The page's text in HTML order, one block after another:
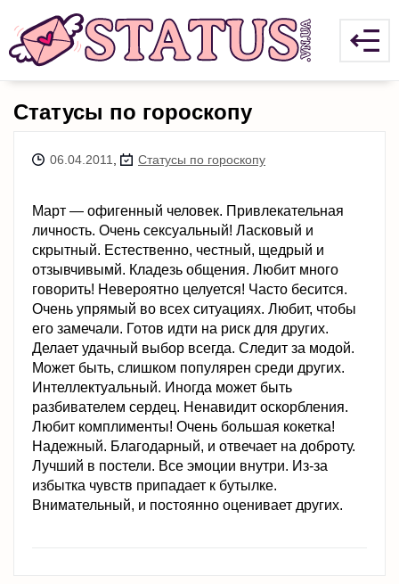
Статусы по гороскопу
06.04.2011 Статусы по гороскопу
Март — офигенный человек. Привлекательная
личность. Очень сексуальный! Ласковый и
скрытный. Естественно, честный, щедрый и
отзывчивымй. Кладезь общения. Любит много
говорить! Невероятно целуется! Часто бесится.
Очень упрямый во всех ситуациях. Любит, чтобы
его замечали. Готов идти на риск для других.
Делает удачный выбор всегда. Следит за модой.
Может быть, слишком популярен среди других.
Интеллектуальный. Иногда может быть
разбивателем сердец. Ненавидит оскорбления.
Любит комплименты! Очень большая кокетка!
Надежный. Благодарный, и отвечает на доброту.
Лучший в постели. Все эмоции внутри. Из-за
избытка чувств припадает к бутылке.
Внимательный, и постоянно оценивает других.